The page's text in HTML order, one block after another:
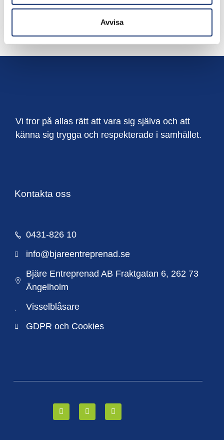
Avvisa
Vi på Bjäre Entreprenad önskar er alla en trevlig
sommar!
Vi tror på allas rätt att vara sig själva och att
känna sig trygga och respekterade i samhället.
Kontakta oss
0431-826 10
info@bjareentreprenad.se
Bjäre Entreprenad AB Fraktgatan 6, 262 73
Ängelholm
Visselblåsare
GDPR och Cookies